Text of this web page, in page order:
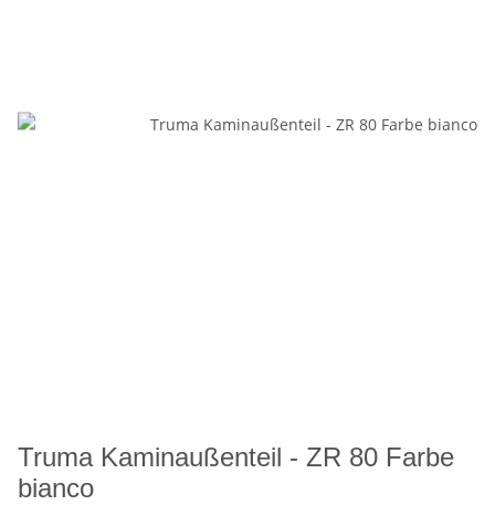
Truma Kaminaußenteil - ZR 80 Farbe
bianco